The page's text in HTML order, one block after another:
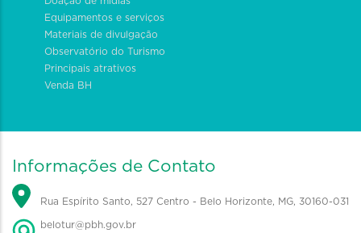
Equipamentos e serviços
Materiais de divulgação
Observatório do Turismo
Principais atrativos
Venda BH
Informações de Contato
Rua Espírito Santo, 527 Centro - Belo Horizonte, MG, 30160-031
belotur@pbh.gov.br